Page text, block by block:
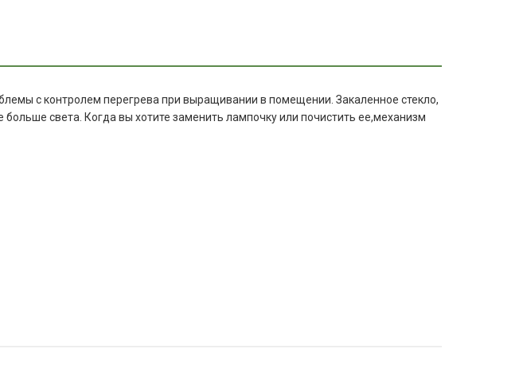
с контролем перегрева при выращивании в помещении. Закаленное стекло,
света. Когда вы хотите заменить лампочку или почистить ее,механизм